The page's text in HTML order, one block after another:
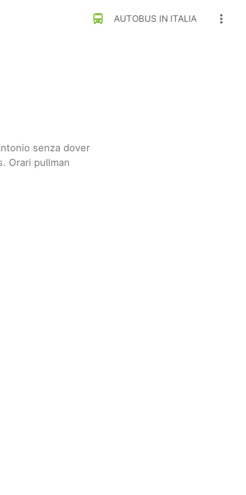
directions_bus AUTOBUS IN ITALIA more_vert
senza dover
Orari pullman